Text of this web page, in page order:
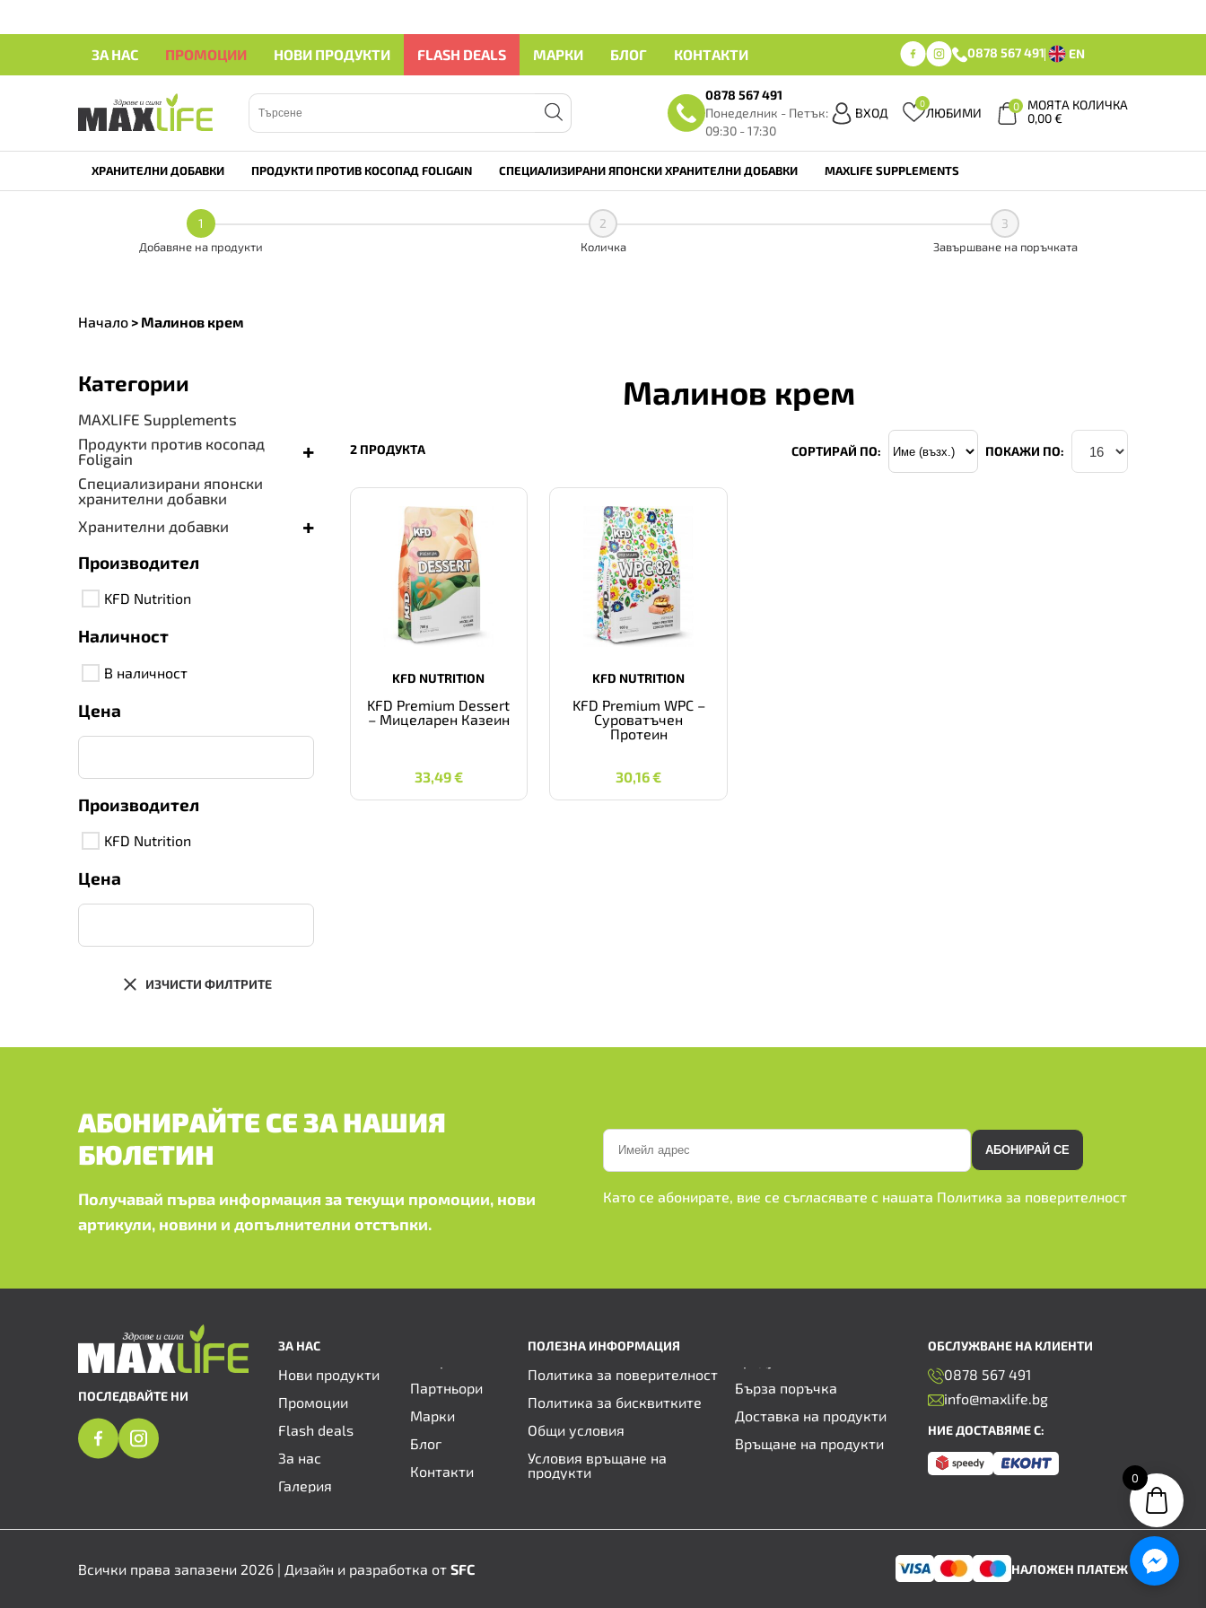
ЗА НАС ПРОМОЦИИ НОВИ ПРОДУКТИ FLASH DEALS МАРКИ БЛОГ КОНТАКТИ 0878 567 491 EN
0878 567 491
Понеделник - Петък:
09:30 - 17:30
ВХОД
0
ЛЮБИМИ 0
МОЯТА КОЛИЧКА
0,00€
ХРАНИТЕЛНИ ДОБАВКИ ПРОДУКТИ ПРОТИВ КОСОПАД FOLIGAIN СПЕЦИАЛИЗИРАНИ ЯПОНСКИ ХРАНИТЕЛНИ ДОБАВКИ MAXLIFE SUPPLEMENTS
1
Добавяне на продукти
2
Количка
3
Завършване на поръчката
Начало > Малинов крем
Категории
MAXLIFE Supplements
Продукти против косопад
Foligain
+
Специализирани японски
хранителни добавки
Хранителни добавки
+
Производител
KFD Nutrition
Наличност
В наличност
Цена
Производител
KFD Nutrition
Цена
ИЗЧИСТИ ФИЛТРИТЕ
Малинов крем
2 ПРОДУКТА СОРТИРАЙ ПО: ПОКАЖИ ПО:
KFD NUTRITION
KFD Premium Dessert
– Мицеларен Казеин
33,49€
33,49 €
KFD NUTRITION
KFD Premium WPC –
Суроватъчен
Протеин
30,16€
30,16 €
АБОНИРАЙТЕ СЕ ЗА НАШИЯ
БЮЛЕТИН
Получавай първа информация за текущи промоции, нови
артикули, новини и допълнителни отстъпки.
АБОНИРАЙ СЕ
Като се абонирате, вие се съгласявате с нашата Политика за поверителност
ПОСЛЕДВАЙТЕ НИ
ЗА НАС
Нови продукти
Промоции
Flash deals
За нас
Галерия
Партньори
Марки
Блог
Контакти
ПОЛЕЗНА ИНФОРМАЦИЯ
Политика за поверителност
Политика за бисквитките
Общи условия
Условия връщане на
продукти
Бърза поръчка
Доставка на продукти
Връщане на продукти
ОБСЛУЖВАНЕ НА КЛИЕНТИ
0878 567 491
info@maxlife.bg
НИЕ ДОСТАВЯМЕ С:
Всички права запазени 2026 | Дизайн и разработка от SFC НАЛОЖЕН ПЛАТЕЖ
0